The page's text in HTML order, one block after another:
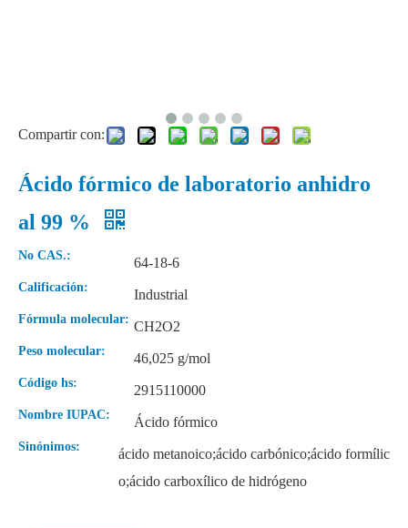
Líquido 68% Materias primas Ácido nítrico Líquido 99% Ácido fórmico de laboratorio
Solución 85% Ácido fórmico de laboratorio Ácido fórmico industrial líquido al 90 %
Compartir con:
Ácido fórmico de laboratorio anhidro
al 99 %
No CAS.: 64-18-6
Calificación: Industrial
Fórmula molecular: CH2O2
Peso molecular: 46,025 g/mol
Código hs: 2915110000
Nombre IUPAC: Ácido fórmico
Sinónimos:
ácido metanoico;ácido carbónico;ácido formílic
o;ácido carboxílico de hidrógeno